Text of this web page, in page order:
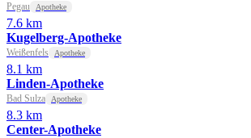
Pegau Apotheke
7.6 km
Kugelberg-Apotheke
Weißenfels Apotheke
8.1 km
Linden-Apotheke
Bad Sulza Apotheke
8.3 km
Center-Apotheke